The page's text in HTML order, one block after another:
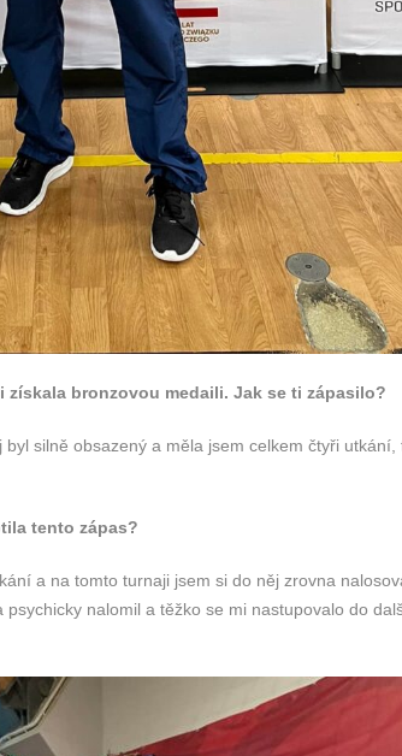
bronzovou medaili. Jak se ti zápasilo?
silně obsazený a měla jsem celkem čtyři utkání,
tento zápas?
a na tomto turnaji jsem si do něj zrovna
nalomil a těžko se mi nastupovalo do